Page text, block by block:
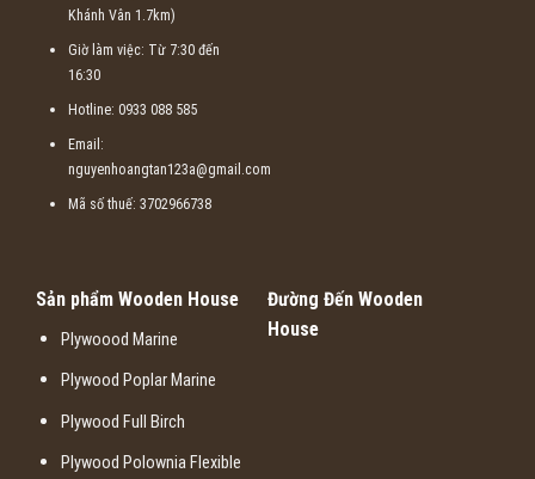
Khánh Vân 1.7km)
Giờ làm việc: Từ 7:30 đến
16:30
Hotline: 0933 088 585
Email:
nguyenhoangtan123a@gmail.com
Mã số thuế: 3702966738
Sản phẩm Wooden House
Plywoood Marine
Plywood Poplar Marine
Plywood Full Birch
Plywood Polownia Flexible
Đường Đến Wooden
House